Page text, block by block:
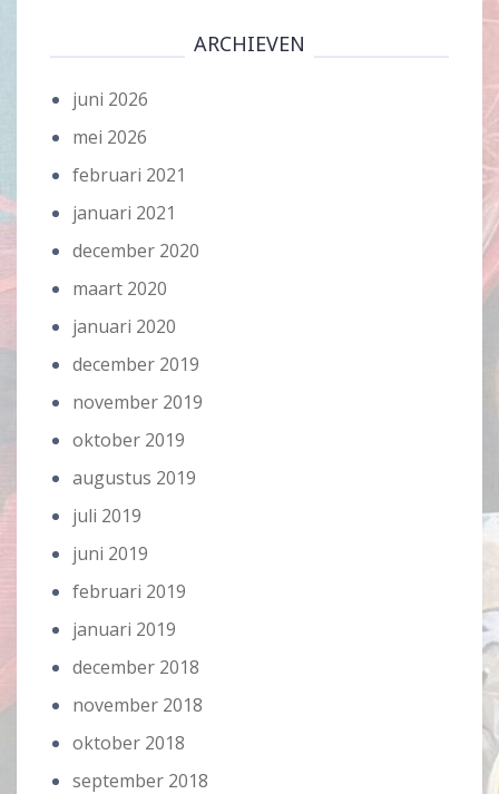
ARCHIEVEN
juni 2026
mei 2026
februari 2021
januari 2021
december 2020
maart 2020
januari 2020
december 2019
november 2019
oktober 2019
augustus 2019
juli 2019
juni 2019
februari 2019
januari 2019
december 2018
november 2018
oktober 2018
september 2018